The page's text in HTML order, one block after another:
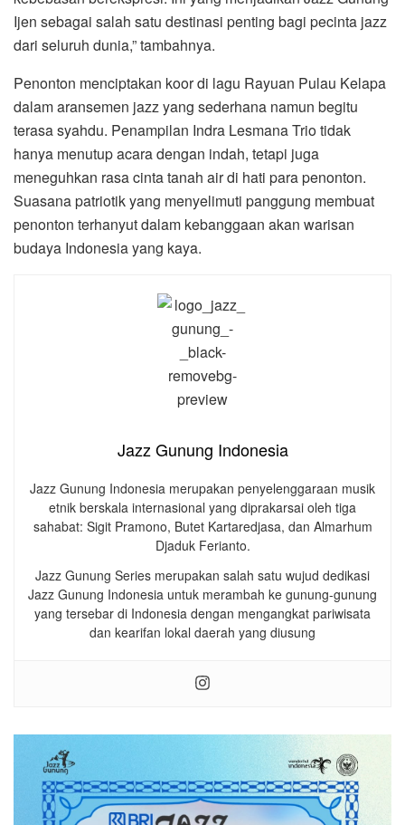
Ijen sebagai salah satu destinasi penting bagi pecinta jazz
dari seluruh dunia,” tambahnya.
Penonton menciptakan koor di lagu Rayuan Pulau Kelapa
dalam aransemen jazz yang sederhana namun begitu
terasa syahdu. Penampilan Indra Lesmana Trio tidak
hanya menutup acara dengan indah, tetapi juga
meneguhkan rasa cinta tanah air di hati para penonton.
Suasana patriotik yang menyelimuti panggung membuat
penonton terhanyut dalam kebanggaan akan warisan
budaya Indonesia yang kaya.
Jazz Gunung Indonesia
Jazz Gunung Indonesia merupakan penyelenggaraan musik
etnik berskala internasional yang diprakarsai oleh tiga
sahabat: Sigit Pramono, Butet Kartaredjasa, dan Almarhum
Djaduk Ferianto.
Jazz Gunung Series merupakan salah satu wujud dedikasi
Jazz Gunung Indonesia untuk merambah ke gunung-gunung
yang tersebar di Indonesia dengan mengangkat pariwisata
dan kearifan lokal daerah yang diusung